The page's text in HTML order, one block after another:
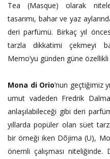
Tea (Masque) olarak
tasarımı, bahar ve yaz
deri parfümü. Birkaç yıl
tarzla dikkatimi çekmeyi
Memo’yu günden güne
Mona di Orio’nun geçtiğimiz
umut vadeden Fredrik
anlaşılabileceği gibi deri
yıllarda popüler olan süet
bir örneği iken Dõjima (U),
önemli çalışması